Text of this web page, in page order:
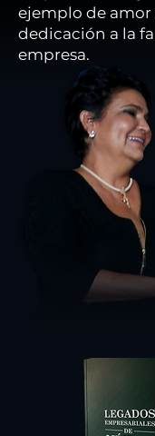
ejemplo de amor
dedicación a la
empresa.